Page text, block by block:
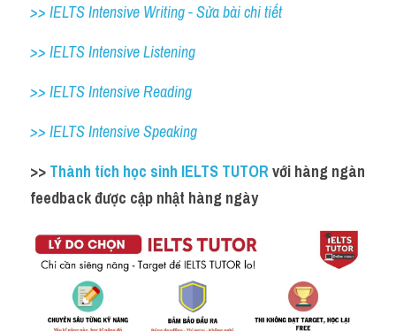
>> IELTS Intensive Writing - Sửa bài chi tiết
>> IELTS Intensive Listening
>> IELTS Intensive Reading
>> IELTS Intensive Speaking
>> Thành tích học sinh IELTS TUTOR với hàng ngàn
feedback được cập nhật hàng ngày